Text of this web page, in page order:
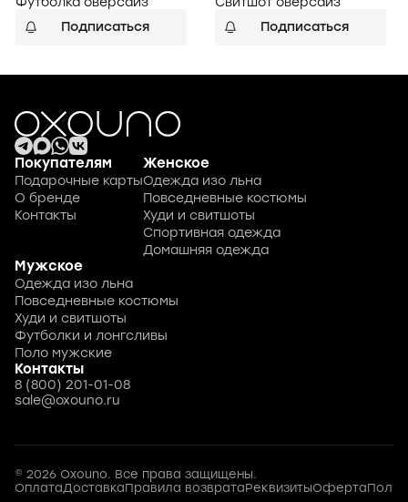
Подписаться
Подписаться
Покупателям
Подарочные карты
О бренде
Контакты
Женское
Одежда изо льна
Повседневные костюмы
Худи и свитшоты
Спортивная одежда
Домашняя одежда
Мужское
Одежда изо льна
Повседневные костюмы
Худи и свитшоты
Футболки и лонгсливы
Поло мужские
Контакты
8 (800) 201-01-08
sale@oxouno.ru
© 2026 Oxouno. Все права защищены.
ОплатаДоставкаПравила возвратаРеквизитыОферта